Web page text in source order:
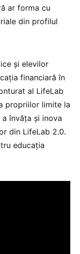
ar forma cu
din profilul
și elevilor
financiară în
al LifeLab
propriilor limite la
învăța și inova
din LifeLab 2.0.
educația